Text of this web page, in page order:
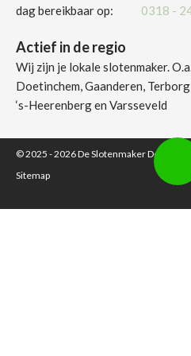
dag bereikbaar op:
0318 -
Actief in de regio
Wij zijn je lokale slotenmaker.
Doetinchem, Gaanderen,
‘s-Heerenberg en Varsseveld
© 2025 - 2026De Slotenmaker
Sitemap